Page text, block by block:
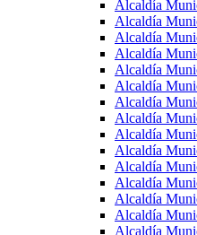
Alcaldía
Alcaldía
Alcaldía
Alcaldía
Alcaldía
Alcaldía
Alcaldía
Alcaldía
Alcaldía
Alcaldía
Alcaldía
Alcaldía
Alcaldía
Alcaldía
Alcaldía